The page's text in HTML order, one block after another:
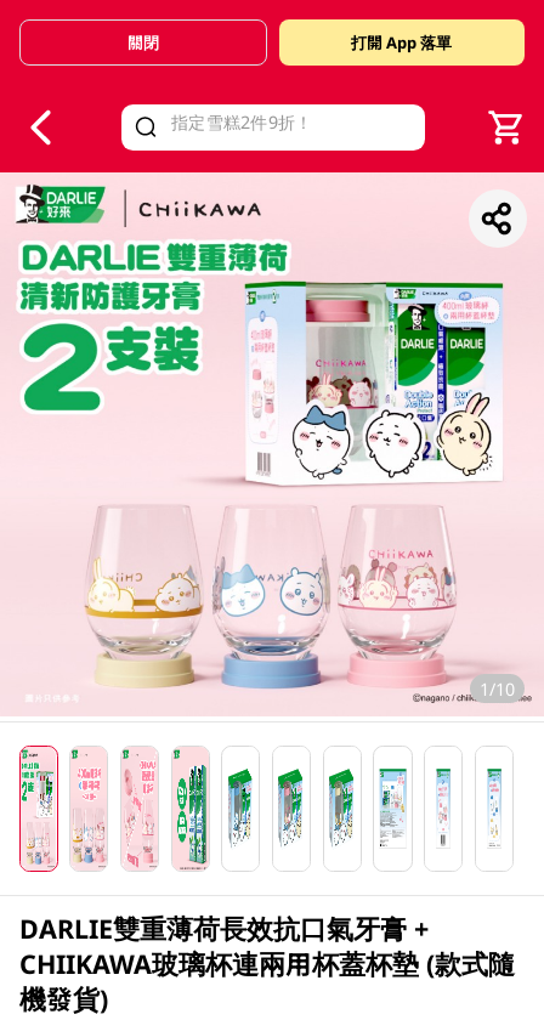
Valid Until 30 June 2026
關閉 打開 App 落單
1/10
DARLIE雙重薄荷長效抗口氣牙膏 +
CHIIKAWA玻璃杯連兩用杯蓋杯墊 (款式隨
機發貨)